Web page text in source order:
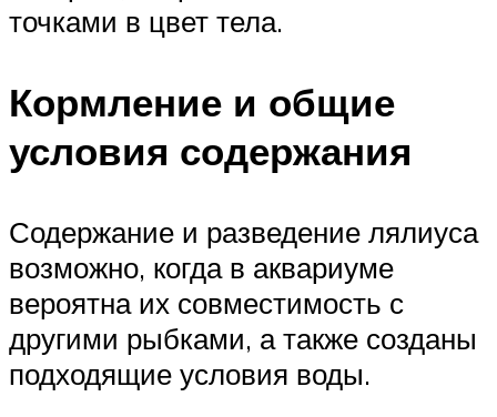
точками в цвет тела.
Кормление и общие
условия содержания
Содержание и разведение лялиуса
возможно, когда в аквариуме
вероятна их совместимость с
другими рыбками, а также созданы
подходящие условия воды.